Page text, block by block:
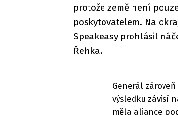
protože země není
poskytovatelem. Na
Speakeasy prohlásil
Řehka.
Generál
výsledku závisí
měla aliance